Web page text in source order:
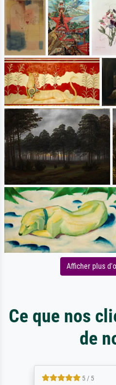
Afficher plus
Ce que nos
de
5 / 5